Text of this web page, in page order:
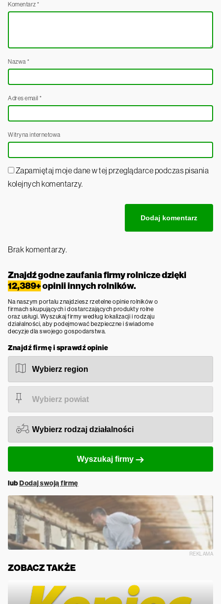
Komentarz *
Nazwa *
Adres email *
Witryna internetowa
Zapamiętaj moje dane w tej przeglądarce podczas pisania
kolejnych komentarzy.
Brak komentarzy.
Znajdź godne zaufania firmy rolnicze dzięki
12,389+opinii innych rolników.
Na naszym portalu znajdziesz rzetelne opinie rolników o
firmach skupujących i dostarczających produkty rolne
oraz usługi. Wyszukaj firmy według lokalizacji i rodzaju
działalności, aby podejmować bezpieczne i świadome
decyzje dla swojego gospodarstwa.
Znajdź firmę i sprawdź opinie
Wyszukaj firmy
lubDodaj swoją firmę
REKLAMA
ZOBACZ TAKŻE